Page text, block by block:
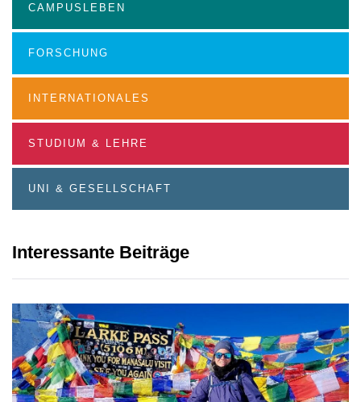
CAMPUSLEBEN
FORSCHUNG
INTERNATIONALES
STUDIUM & LEHRE
UNI & GESELLSCHAFT
Interessante Beiträge